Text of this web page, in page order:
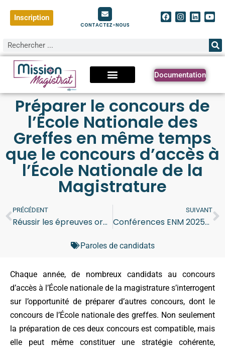
Inscription
CONTACTEZ-NOUS
Documentation
Préparer le concours de
l’École Nationale des
Greffes en même temps
que le concours d’accès à
l’École Nationale de la
Magistrature
PRÉCÉDENT
Réussir les épreuves orales du concours d’accès à l’École Nationale de la Magistrature.
SUIVANT
Conférences ENM 2025-2026
Paroles de candidats
Chaque année, de nombreux candidats au concours
d’accès à l’École nationale de la magistrature s’interrogent
sur l’opportunité de préparer d’autres concours, dont le
concours de l’École nationale des greffes. Non seulement
la préparation de ces deux concours est compatible, mais
elle peut même constituer une stratégie cohérente,